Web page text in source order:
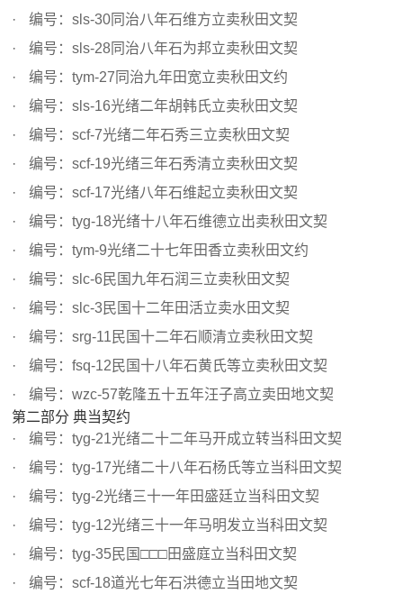
编号：sls-30同治八年石维方立卖秋田文契
编号：sls-28同治八年石为邦立卖秋田文契
编号：tym-27同治九年田宽立卖秋田文约
编号：sls-16光绪二年胡韩氏立卖秋田文契
编号：scf-7光绪二年石秀三立卖秋田文契
编号：scf-19光绪三年石秀清立卖秋田文契
编号：scf-17光绪八年石维起立卖秋田文契
编号：tyg-18光绪十八年石维德立出卖秋田文契
编号：tym-9光绪二十七年田香立卖秋田文约
编号：slc-6民国九年石润三立卖秋田文契
编号：slc-3民国十二年田活立卖水田文契
编号：srg-11民国十二年石顺清立卖秋田文契
编号：fsq-12民国十八年石黄氏等立卖秋田文契
编号：wzc-57乾隆五十五年汪子高立卖田地文契
第二部分 典当契约
编号：tyg-21光绪二十二年马开成立转当科田文契
编号：tyg-17光绪二十八年石杨氏等立当科田文契
编号：tyg-2光绪三十一年田盛廷立当科田文契
编号：tyg-12光绪三十一年马明发立当科田文契
编号：tyg-35民国□□□田盛庭立当科田文契
编号：scf-18道光七年石洪德立当田地文契